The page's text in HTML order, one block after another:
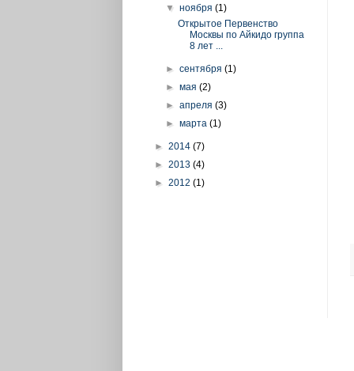
▼ноября(1)
Открытое Первенство
Москвы по Айкидо группа
8 лет ...
►сентября(1)
►мая(2)
►апреля(3)
►марта(1)
► 2014 (7)
► 2013 (4)
► 2012 (1)